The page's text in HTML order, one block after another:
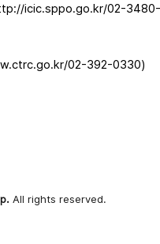
icic.sppo.go.kr/02-3480-
02-392-0330)
All rights reserved.